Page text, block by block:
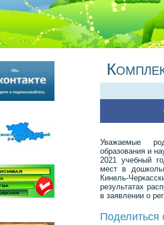
Уважаемые
образования и
2021 учебный
мест в
Кинель-
результатах
в заявлении о
Поделиться